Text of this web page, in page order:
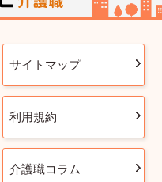
サイトマップ
利用規約
介護職コラム